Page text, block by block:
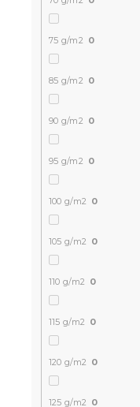
75 g/m2 0
85 g/m2 0
90 g/m2 0
95 g/m2 0
100 g/m2 0
105 g/m2 0
110 g/m2 0
115 g/m2 0
120 g/m2 0
125 g/m2 0